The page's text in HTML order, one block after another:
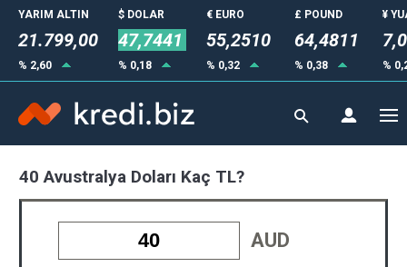
YARIM ALTIN
21.799,00
% 2,60
$ DOLAR
47,7441
% 0,18
€ EURO
55,2510
% 0,32
£ POUND
64,4811
% 0,38
¥
%
40 Avustralya Doları Kaç TL?
AUD